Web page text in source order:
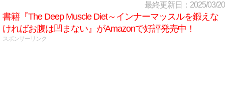
最終更新日：2025/03/20
書籍『The Deep Muscle Diet～インナーマッスルを鍛えな
ければお腹は凹まない』がAmazonで好評発売中！
スポンサーリンク